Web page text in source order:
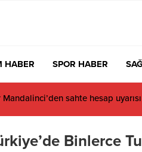
HABER SPOR HABER
Mandalinci’den sahte hesap uyarısı
Binlerce